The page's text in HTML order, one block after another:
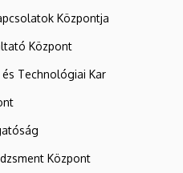
Központja
Központ
Technológiai Kar
Központ